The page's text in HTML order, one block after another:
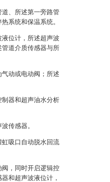
、所述第一旁路管
系统和保温系统。
位计，所述超声波
道介质传感器与所
动或电动阀；所述
器和超声油水分析
传感器。
吸口自动脱水回流
，同时开启逻辑控
和超声波液位计，